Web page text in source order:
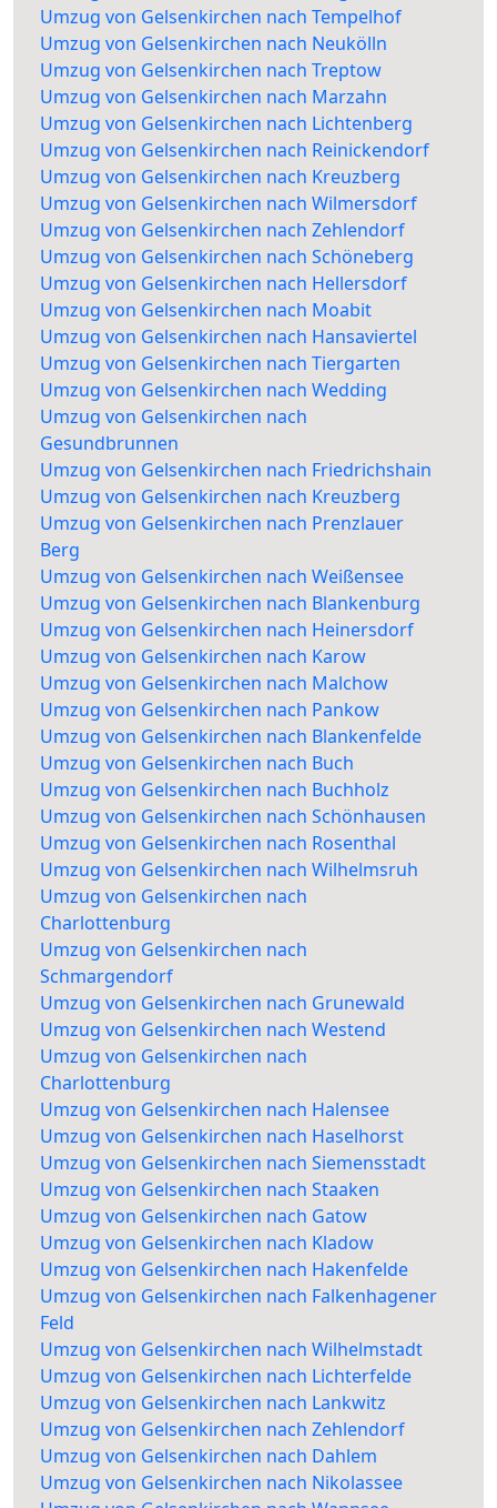
Umzug von Gelsenkirchen nach Tempelhof
Umzug von Gelsenkirchen nach Neukölln
Umzug von Gelsenkirchen nach Treptow
Umzug von Gelsenkirchen nach Marzahn
Umzug von Gelsenkirchen nach Lichtenberg
Umzug von Gelsenkirchen nach Reinickendorf
Umzug von Gelsenkirchen nach Kreuzberg
Umzug von Gelsenkirchen nach Wilmersdorf
Umzug von Gelsenkirchen nach Zehlendorf
Umzug von Gelsenkirchen nach Schöneberg
Umzug von Gelsenkirchen nach Hellersdorf
Umzug von Gelsenkirchen nach Moabit
Umzug von Gelsenkirchen nach Hansaviertel
Umzug von Gelsenkirchen nach Tiergarten
Umzug von Gelsenkirchen nach Wedding
Umzug von Gelsenkirchen nach
Gesundbrunnen
Umzug von Gelsenkirchen nach Friedrichshain
Umzug von Gelsenkirchen nach Kreuzberg
Umzug von Gelsenkirchen nach Prenzlauer
Berg
Umzug von Gelsenkirchen nach Weißensee
Umzug von Gelsenkirchen nach Blankenburg
Umzug von Gelsenkirchen nach Heinersdorf
Umzug von Gelsenkirchen nach Karow
Umzug von Gelsenkirchen nach Malchow
Umzug von Gelsenkirchen nach Pankow
Umzug von Gelsenkirchen nach Blankenfelde
Umzug von Gelsenkirchen nach Buch
Umzug von Gelsenkirchen nach Buchholz
Umzug von Gelsenkirchen nach Schönhausen
Umzug von Gelsenkirchen nach Rosenthal
Umzug von Gelsenkirchen nach Wilhelmsruh
Umzug von Gelsenkirchen nach
Charlottenburg
Umzug von Gelsenkirchen nach
Schmargendorf
Umzug von Gelsenkirchen nach Grunewald
Umzug von Gelsenkirchen nach Westend
Umzug von Gelsenkirchen nach
Charlottenburg
Umzug von Gelsenkirchen nach Halensee
Umzug von Gelsenkirchen nach Haselhorst
Umzug von Gelsenkirchen nach Siemensstadt
Umzug von Gelsenkirchen nach Staaken
Umzug von Gelsenkirchen nach Gatow
Umzug von Gelsenkirchen nach Kladow
Umzug von Gelsenkirchen nach Hakenfelde
Umzug von Gelsenkirchen nach Falkenhagener
Feld
Umzug von Gelsenkirchen nach Wilhelmstadt
Umzug von Gelsenkirchen nach Lichterfelde
Umzug von Gelsenkirchen nach Lankwitz
Umzug von Gelsenkirchen nach Zehlendorf
Umzug von Gelsenkirchen nach Dahlem
Umzug von Gelsenkirchen nach Nikolassee